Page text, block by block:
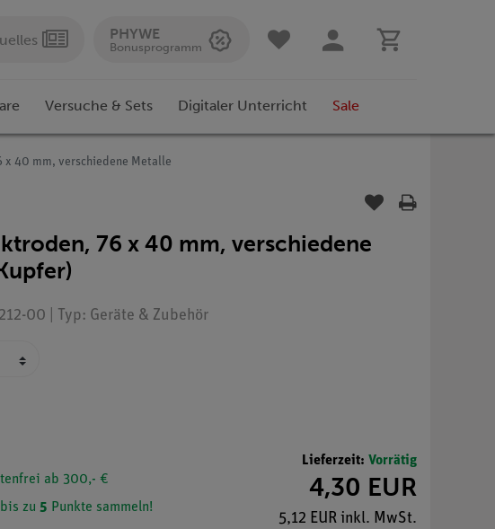
PHYWE
Bonusprogramm
Versuche & Sets Digitaler Unterricht Sale
40 mm, verschiedene Metalle
76 x 40 mm, verschiedene
00 | Typ: Geräte & Zubehör
ab 300,- €
zu 5 Punkte sammeln!
Lieferzeit: Vorrätig
4,30 EUR
5,12 EUR inkl. MwSt.